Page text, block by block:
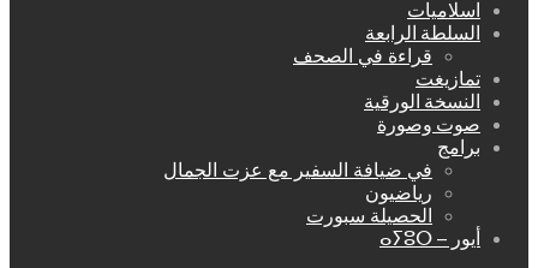
اسلاميات
السلطة الرابعة
قراءة في الصحف
تمازيغت
النسخة الورقية
صوت وصورة
برامج
في ضيافة السفير مع عزت الجمال
رياضيون
الحصيلة سبورت
أيور – ⴰⵢⵓⵔ